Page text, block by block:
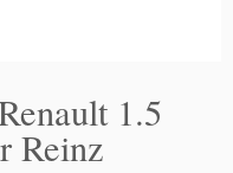
1.5
Reinz